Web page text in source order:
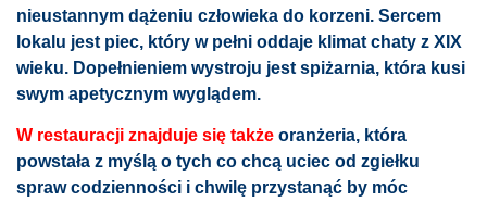
nieustannym dążeniu człowieka do korzeni. Sercem
lokalu jest piec, który w pełni oddaje klimat chaty z XIX
wieku. Dopełnieniem wystroju jest spiżarnia, która kusi
swym apetycznym wyglądem.
W restauracji znajduje się także oranżeria, która
powstała z myślą o tych co chcą uciec od zgiełku
spraw codzienności i chwilę przystanąć by móc